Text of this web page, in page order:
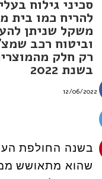
להריח כמו בית
משקל שניתן
וביטוח רכב
רק חלק
בשנת 2022
12/06/2022
בשנה החולפת
שהוא מתאושש